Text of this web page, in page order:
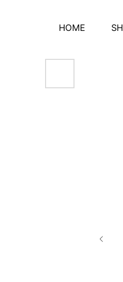
HOME